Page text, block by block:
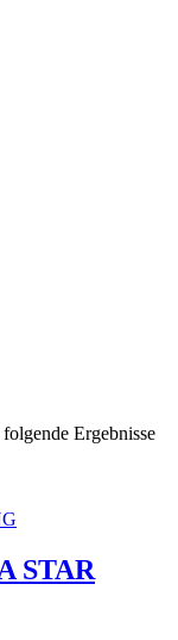
Ergebnisse
STAR